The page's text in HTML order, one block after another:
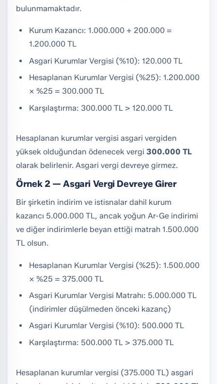
bulunmamaktadır.
Kurum Kazancı: 1.000.000 + 200.000 =
1.200.000 TL
Asgari Kurumlar Vergisi (%10): 120.000 TL
Hesaplanan Kurumlar Vergisi (%25): 1.200.000
× %25 = 300.000 TL
Karşılaştırma: 300.000 TL > 120.000 TL
Hesaplanan kurumlar vergisi asgari vergiden
yüksek olduğundan ödenecek vergi 300.000 TL
olarak belirlenir. Asgari vergi devreye girmez.
Örnek 2 — Asgari Vergi Devreye Girer
Bir şirketin indirim ve istisnalar dahil kurum
kazancı 5.000.000 TL, ancak yoğun Ar-Ge indirimi
ve diğer indirimlerle beyan ettiği matrah 1.500.000
TL olsun.
Hesaplanan Kurumlar Vergisi (%25): 1.500.000
× %25 = 375.000 TL
Asgari Kurumlar Vergisi Matrahı: 5.000.000 TL
(indirimler düşülmeden önceki kazanç)
Asgari Kurumlar Vergisi (%10): 500.000 TL
Karşılaştırma: 500.000 TL > 375.000 TL
Hesaplanan kurumlar vergisi (375.000 TL) asgari